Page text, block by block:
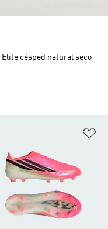
césped natural seco